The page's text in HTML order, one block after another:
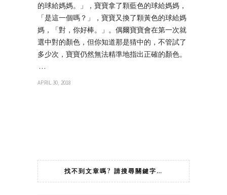
的球給媽媽。」，寶寶拿了顆藍色的球給媽媽，
「是這一個嗎？」，寶寶又換了顆黃色的球給媽
媽，「對，你好棒。」。偶爾寶寶會在第一次就
選中對的顏色，但你知道那是猜中的，不管試了
多少次，寶寶仍然無法精準地指出正確的顏色。
…
APRIL 30, 2018
找不到文章嗎? 請搜尋關鍵字…